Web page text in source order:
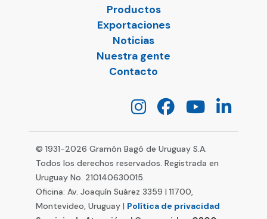
Productos
Exportaciones
Noticias
Nuestra gente
Contacto
© 1931-2026 Gramón Bagó de Uruguay S.A.
Todos los derechos reservados. Registrada en
Uruguay No. 210140630015.
Oficina: Av. Joaquín Suárez 3359 | 11700,
Montevideo, Uruguay | Política de privacidad